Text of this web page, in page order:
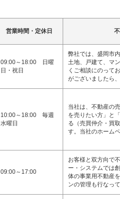
営業時間・定休日
09:00～18:00 日曜
日・祝日
弊社では、盛岡市
土地、戸建て、マ
くご相談にのって
がございましたら
10:00～18:00 毎週
水曜日
当社は、不動産の
を売りたい方」と
る（売買仲介・買
す。当社のホーム
09:00～17:00
お客様と双方向で
ー・システムでは
体の事業用不動産
ンの管理も行なっ